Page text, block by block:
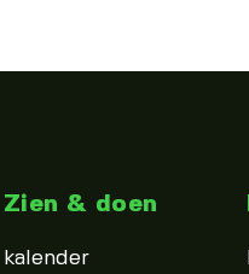
Zien & doen
kalender